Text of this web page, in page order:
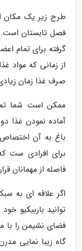
طرح زیر یک مکان
فصل تابستان است.
گرفته برای تمام
از زمانی که مواد
صرف غذا زمان زیادی
ممکن است شما
آماده نمودن غذا
باغ به آن
برای افرادی ست
فاصله از مهمانان
اگر علاقه ای به
توانید باربیکیو
فضای نشیمن را با
گاه زیبا نمایی